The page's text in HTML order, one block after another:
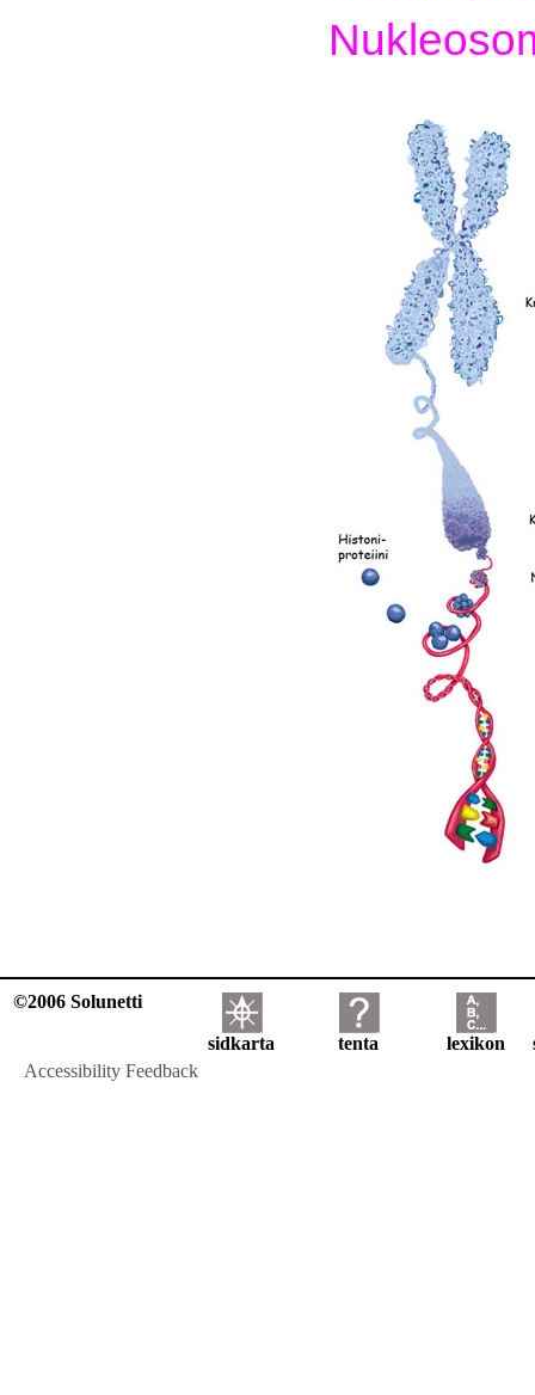
©2006 Solunetti
sidkarta tenta lexikon
Accessibility Feedback